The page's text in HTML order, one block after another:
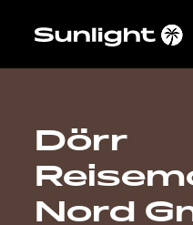
Modeller
Dörr
Nord